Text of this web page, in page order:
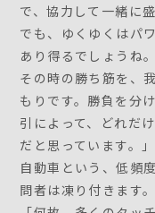
で、協力して一緒に
でも、ゆくゆくはパ
あり得るでしょうね。
その時の勝ち筋を、
もりです。勝負を分
引によって、どれだ
だと思っています。」
自動車という、低頻
問者は凍り付きます